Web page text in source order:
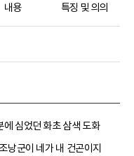
내용 특징 및 의의
심었던 화초 삼색 도화
낭군이 네가 내 건곤이지